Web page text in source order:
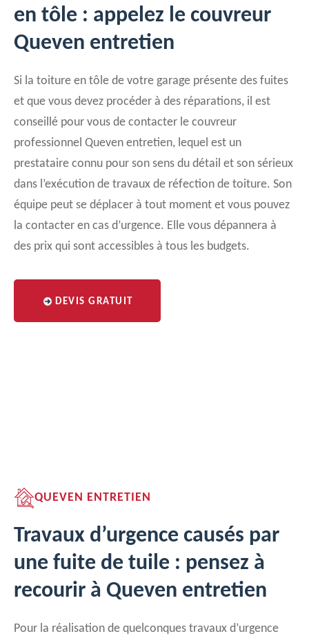
en tôle : appelez le couvreur
Queven entretien
Si la toiture en tôle de votre garage présente des fuites
et que vous devez procéder à des réparations, il est
conseillé pour vous de contacter le couvreur
professionnel Queven entretien, lequel est un
prestataire connu pour son sens du détail et son sérieux
dans l’exécution de travaux de réfection de toiture. Son
équipe peut se déplacer à tout moment et vous pouvez
la contacter en cas d’urgence. Elle vous dépannera à
des prix qui sont accessibles à tous les budgets.
DEVIS GRATUIT
QUEVEN ENTRETIEN
Travaux d’urgence causés par
une fuite de tuile : pensez à
recourir à Queven entretien
Pour la réalisation de quelconques travaux d’urgence